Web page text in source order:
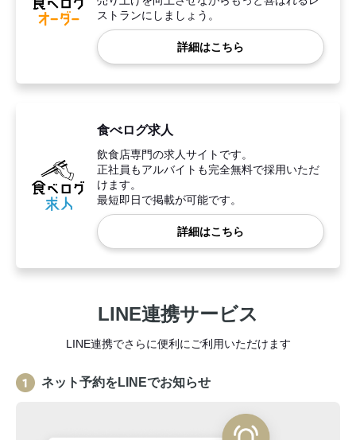
ストランにしましょう。
詳細はこちら
食べログ求人
飲食店専門の求人サイトです。
正社員もアルバイトも完全無料で採用いただ
けます。
最短即日で掲載が可能です。
詳細はこちら
LINE連携サービス
LINE連携でさらに便利にご利用いただけます
ネット予約をLINEでお知らせ